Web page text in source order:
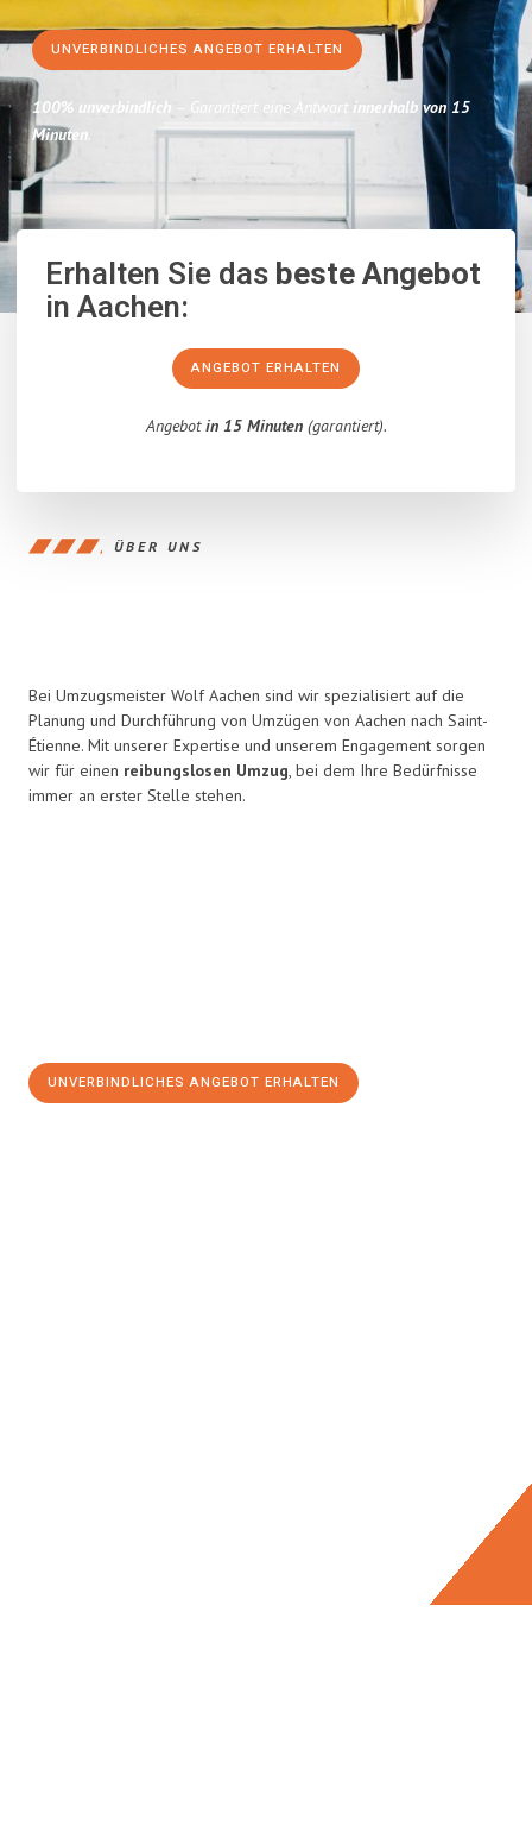
UNVERBINDLICHES ANGEBOT ERHALTEN
100% unverbindlich – Garantiert eine Antwort innerhalb von 15
Minuten.
Erhalten Sie dasbeste Angebot
in Aachen:
ANGEBOT ERHALTEN
Angebotin 15 Minuten(garantiert).
ÜBER UNS
Bei Umzugsmeister Wolf Aachen sind wir spezialisiert auf die
Planung und Durchführung von Umzügen von Aachen nach Saint-
Étienne. Mit unserer Expertise und unserem Engagement sorgen
wir für einen reibungslosen Umzug, bei dem Ihre Bedürfnisse
immer an erster Stelle stehen.
UNVERBINDLICHES ANGEBOT ERHALTEN